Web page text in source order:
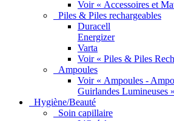
Voir « Accessoires et
Piles & Piles rechargeables
Duracell
Energizer
Varta
Voir « Piles & Piles
Ampoules
Voir « Ampoules -
Guirlandes Lumineuses »
Hygiène/Beauté
Soin capillaire